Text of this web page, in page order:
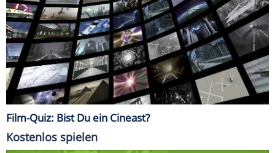
Film-Quiz: Bist Du ein Cineast?
Kostenlos spielen